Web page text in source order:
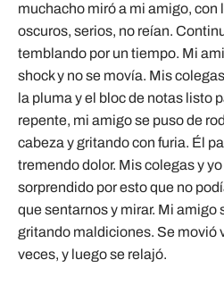
muchacho miró a mi amigo,
oscuros, serios, no reían.
temblando por un tiempo. Mi
shock y no se movía. Mis
la pluma y el bloc de notas listo
repente, mi amigo se puso de
cabeza y gritando con furia. Él
tremendo dolor. Mis colegas y
sorprendido por esto que no
que sentarnos y mirar. Mi amigo
gritando maldiciones. Se movió
veces, y luego se relajó.